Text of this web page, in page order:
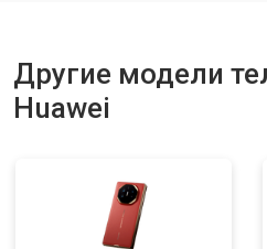
Другие модели
Huawei